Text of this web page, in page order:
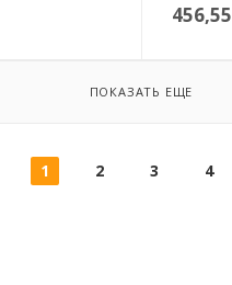
456,55
ПОКАЗАТЬ ЕЩЕ
1 2 3 4